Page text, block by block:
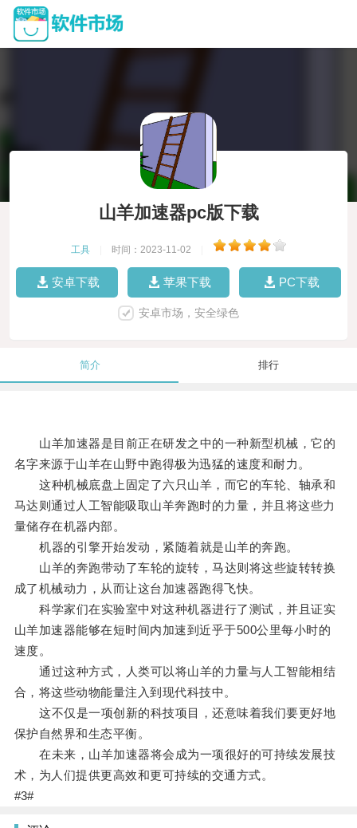
山羊加速器pc版下载
工具 时间：2023-11-02
安卓下载 苹果下载 PC下载
安卓市场，安全绿色
简介 排行
山羊加速器是目前正在研发之中的一种新型机械，它的
名字来源于山羊在山野中跑得极为迅猛的速度和耐力。
这种机械底盘上固定了六只山羊，而它的车轮、轴承和
马达则通过人工智能吸取山羊奔跑时的力量，并且将这些力
量储存在机器内部。
机器的引擎开始发动，紧随着就是山羊的奔跑。
山羊的奔跑带动了车轮的旋转，马达则将这些旋转转换
成了机械动力，从而让这台加速器跑得飞快。
科学家们在实验室中对这种机器进行了测试，并且证实
山羊加速器能够在短时间内加速到近乎于500公里每小时的
速度。
通过这种方式，人类可以将山羊的力量与人工智能相结
合，将这些动物能量注入到现代科技中。
这不仅是一项创新的科技项目，还意味着我们要更好地
保护自然界和生态平衡。
在未来，山羊加速器将会成为一项很好的可持续发展技
术，为人们提供更高效和更可持续的交通方式。
#3#